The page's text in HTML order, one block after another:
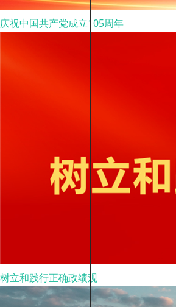
庆祝中国共产党成立105周年
树立和践行正确政绩观